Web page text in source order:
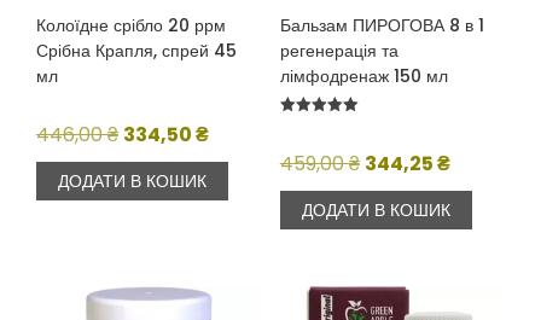
Колоїдне срібло 20 ррм
Срібна Крапля, спрей 45
мл
446,00₴ Оригінальна
ціна:
446,00 ₴.
334,50₴Поточна
ціна:
334,50 ₴.
ДОДАТИ В КОШИК
Бальзам ПИРОГОВА 8 в 1
регенерація та
лімфодренаж 150 мл
з 5
459,00₴ Оригінальна
ціна:
459,00 ₴.
344,25₴Поточна
ціна:
344,25 ₴.
ДОДАТИ В КОШИК